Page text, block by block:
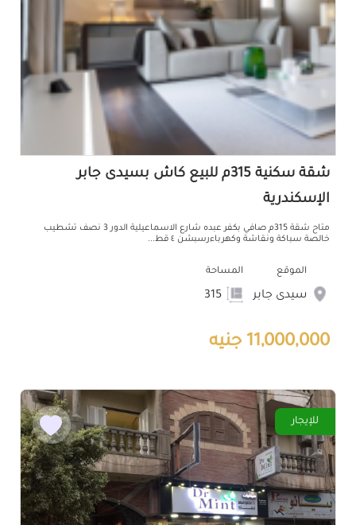
شقة سكنية 315م للبيع كاش بسيدى جابر
الإسكندرية
متاح شقة 315م صافي بكفر عبده شارع الاسماعيلية الدور 3 نصف تشطيب
خالصة سباكة ونقاشة وكهرباءرسبشن ٤ قط...
الموقع
سيدى جابر
المساحة
11,000,000 جنيه
للإيجار